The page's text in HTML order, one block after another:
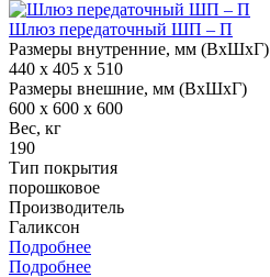
Шлюз передаточный ШП – П
Размеры внутренние, мм (ВхШхГ)
440 x 405 x 510
Размеры внешние, мм (ВхШхГ)
600 x 600 x 600
Вес, кг
190
Тип покрытия
порошковое
Производитель
Галиксон
Подробнее
Подробнее